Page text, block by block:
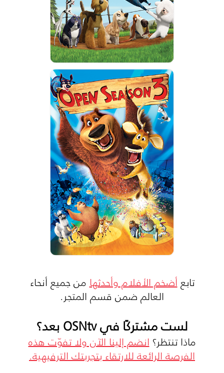
تابعأضخم الأفلام وأحدثهامن جميع أنحاء
العالم ضمن قسم المتجر.
لست مشتركًا في OSNtv بعد؟
ماذا تنتظر؟انضم إلينا الآن ولا تفوّت هذه
الفرصة الرائعة للارتقاء بتجربتك الترفيهية.